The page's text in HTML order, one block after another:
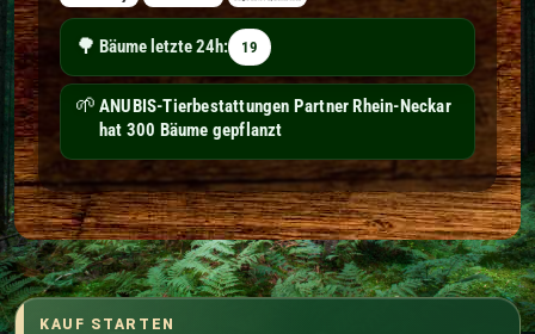
🌳 Bäume letzte 24h: 19
🌱 Bestattungen Fiederer hat 4 Bäume gepflanzt
KAUF STARTEN